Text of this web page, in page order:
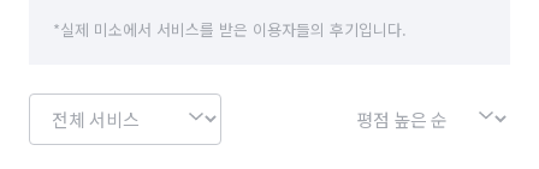
*실제 미소에서 서비스를 받은 이용자들의 후기입니다.